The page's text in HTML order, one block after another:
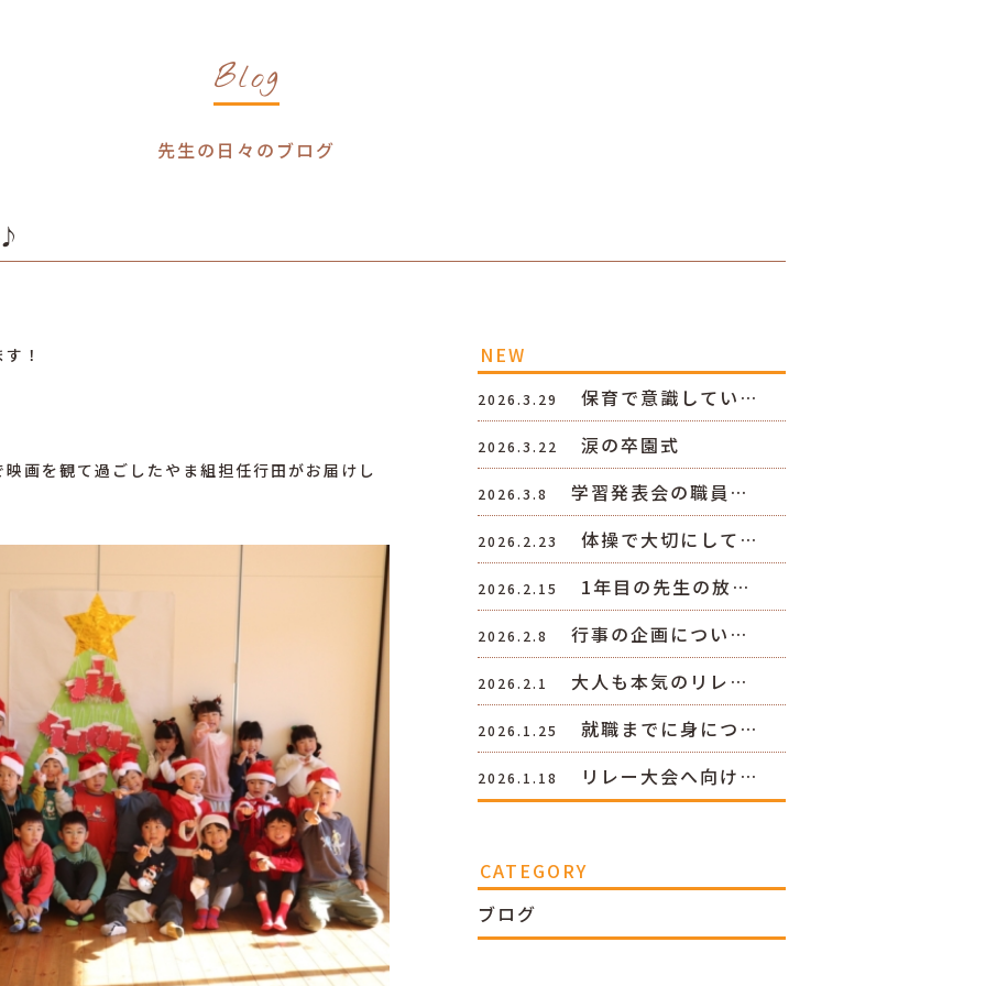
Blog
先生の日々のブログ
！
画を観て過ごしたやま組担任行田がお届けし
NEW
2026.3.29 保育で意識してい…
2026.3.22 涙の卒園式
2026.3.8 学習発表会の職員…
2026.2.23 体操で大切にして…
2026.2.15 1年目の先生の放…
2026.2.8 行事の企画につい…
2026.2.1 大人も本気のリレ…
2026.1.25 就職までに身につ…
2026.1.18 リレー大会へ向け…
CATEGORY
ブログ